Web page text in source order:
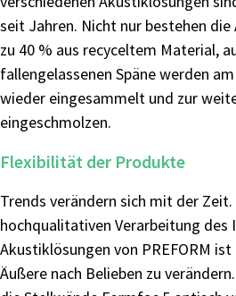
seit Jahren. Nicht nur bestehen
zu 40 % aus recyceltem Material,
fallengelassenen Späne werden
wieder eingesammelt und zur
eingeschmolzen.
Flexibilität der Produkte
Trends verändern sich mit der
hochqualitativen Verarbeitung des
Akustiklösungen von PREFORM
Äußere nach Belieben zu